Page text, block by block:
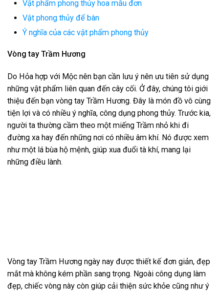
Vật phẩm phong thủy hoa mẫu đơn
Vật phong thủy để bàn
Ý nghĩa của các vật phẩm phong thủy
Vòng tay Trầm Hương
Do Hỏa hợp với Mộc nên bạn cần lưu ý nên ưu tiên sử dụng
những vật phẩm liên quan đến cây cối. Ở đây, chúng tôi giới
thiệu đến bạn vòng tay Trầm Hương. Đây là món đồ vô cùng
tiện lợi và có nhiều ý nghĩa, công dụng phong thủy. Trước kia,
người ta thường cầm theo một miếng Trầm nhỏ khi đi
đường xa hay đến những nơi có nhiều âm khí. Nó được xem
như một lá bùa hộ mệnh, giúp xua đuổi tà khí, mang lại
những điều lành.
Vòng tay Trầm Hương ngày nay được thiết kế đơn giản, đẹp
mắt mà không kém phần sang trọng. Ngoài công dụng làm
đẹp, chiếc vòng này còn giúp cải thiện sức khỏe cũng như ý